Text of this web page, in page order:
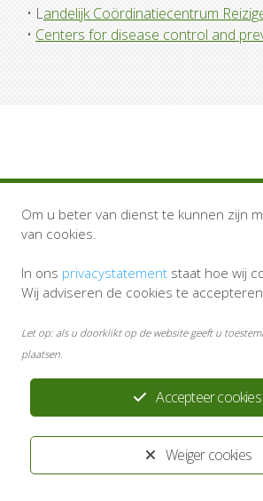
• Landelijk Coördinatiecentrum
• Centers for disease control and
Thuisarts.nl
Agressieprotocol
Privacystatement
Disclaimer
Weiger cookies
Accepteer cookies
Om u beter van dienst te kunnen zijn
van cookies.
In ons privacystatement staat hoe wij
Wij adviseren de cookies te
Let op: als u doorklikt op de website geeft u
plaatsen.